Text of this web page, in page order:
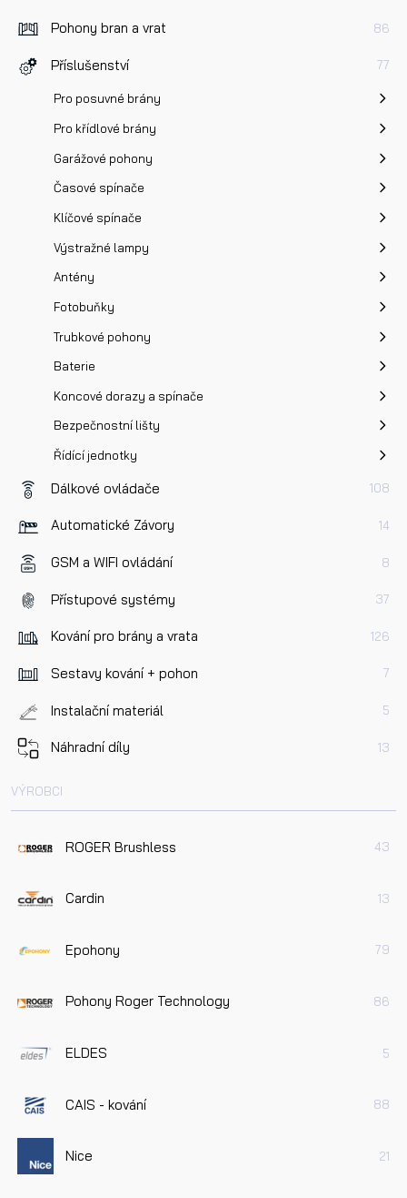
Pohony bran a vrat 86
Příslušenství 77
Pro posuvné brány
Pro křídlové brány
Garážové pohony
Časové spínače
Klíčové spínače
Výstražné lampy
Antény
Fotobuňky
Trubkové pohony
Baterie
Koncové dorazy a spínače
Bezpečnostní lišty
Řídící jednotky
Dálkové ovládače 108
Automatické Závory 14
GSM a WIFI ovládání 8
Přístupové systémy 37
Kování pro brány a vrata 126
Sestavy kování + pohon 7
Instalační materiál 5
Náhradní díly 13
VÝROBCI
ROGER Brushless 43
Cardin 13
Epohony 79
Pohony Roger Technology 86
ELDES 5
CAIS - kování 88
Nice 21
Přečetl/a jsem si a jsem srozuměn/a se
Zásadami
osobních údajů